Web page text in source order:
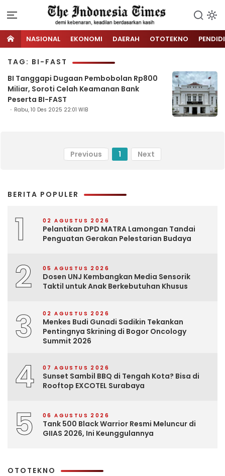
NASIONAL EKONOMI DAERAH OTOTEKNO
TAG: BI-FAST
BI Tanggapi Dugaan Pembobolan Rp800
Miliar, Soroti Celah Keamanan Bank
Peserta BI-FAST
Rabu, 10 Des 2025 22:01 WIB
Previous 1 Next
BERITA POPULER
1 02 AGUSTUS 2026
Pelantikan DPD MATRA Lamongan Tandai
Penguatan Gerakan Pelestarian Budaya
2 05 AGUSTUS 2026
Dosen UNJ Kembangkan Media Sensorik
Taktil untuk Anak Berkebutuhan Khusus
3 02 AGUSTUS 2026
Menkes Budi Gunadi Sadikin Tekankan
Pentingnya Skrining di Bogor Oncology
Summit 2026
4 07 AGUSTUS 2026
Sunset Sambil BBQ di Tengah Kota? Bisa di
Rooftop EXCOTEL Surabaya
5 06 AGUSTUS 2026
Tank 500 Black Warrior Resmi Meluncur di
GIIAS 2026, Ini Keunggulannya
OTOTEKNO